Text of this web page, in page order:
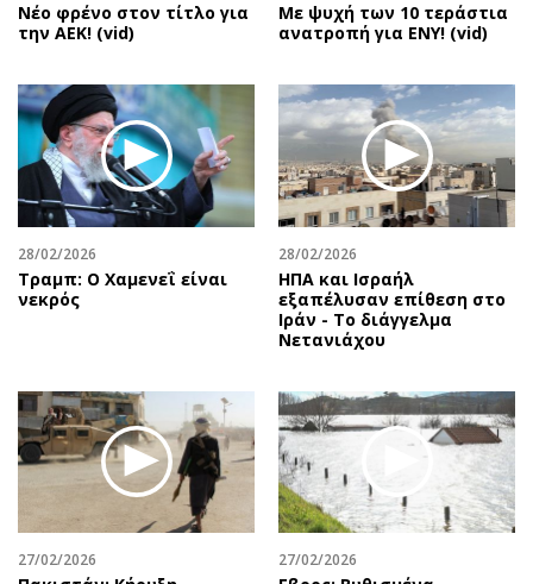
Νέο φρένο στον τίτλο για
την ΑΕΚ! (vid)
Με ψυχή των 10 τεράστια
ανατροπή για ΕΝΥ! (vid)
28/02/2026
Τραμπ: Ο Χαμενεΐ είναι
νεκρός
28/02/2026
ΗΠΑ και Ισραήλ
εξαπέλυσαν επίθεση στο
Ιράν - Το διάγγελμα
Νετανιάχου
27/02/2026 27/02/2026